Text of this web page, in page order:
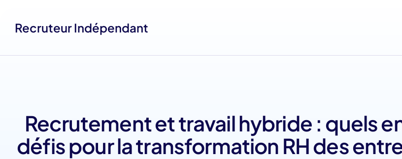
Recruteur Indépendant
Recrutement et travail hybride : quels
défis pour la transformation RH des